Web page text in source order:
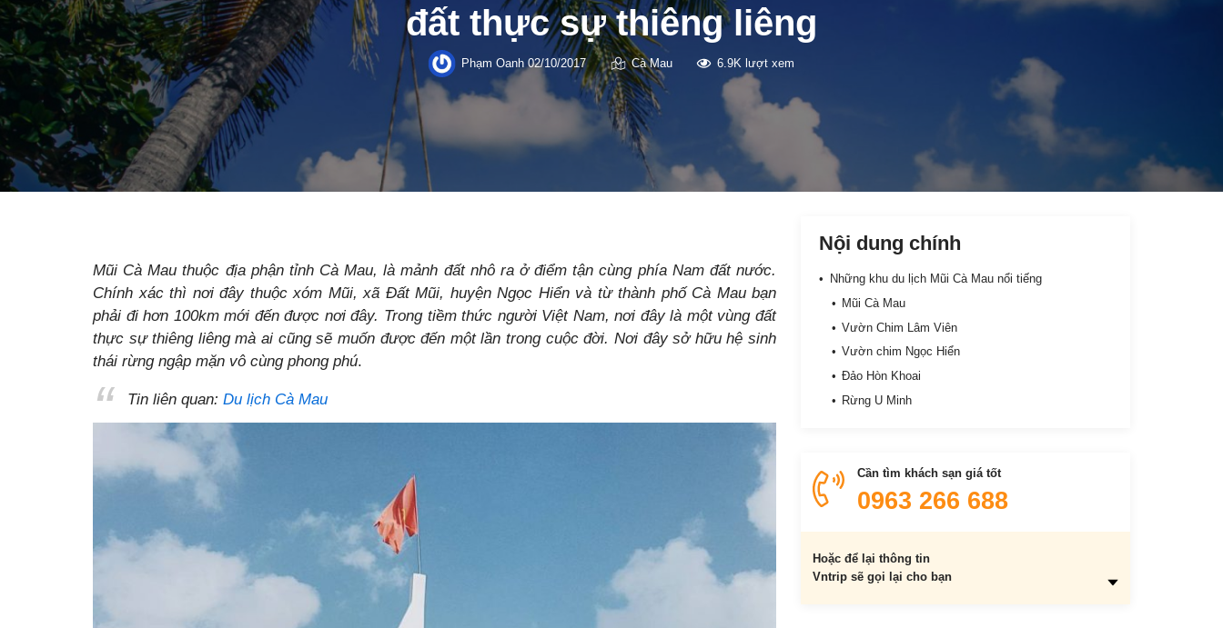
đất thực sự thiêng liêng
Phạm Oanh 02/10/2017 Cà Mau 6.9K lượt xem
Mũi Cà Mau thuộc địa phận tỉnh Cà Mau, là mảnh đất nhô ra ở điểm tận cùng phía Nam đất nước.
Chính xác thì nơi đây thuộc xóm Mũi, xã Đất Mũi, huyện Ngọc Hiển và từ thành phố Cà Mau bạn
phải đi hơn 100km mới đến được nơi đây. Trong tiềm thức người Việt Nam, nơi đây là một vùng đất
thực sự thiêng liêng mà ai cũng sẽ muốn được đến một lần trong cuộc đời. Nơi đây sở hữu hệ sinh
thái rừng ngập mặn vô cùng phong phú.
Tin liên quan:Du lịch Cà Mau
Nội dung chính
Những khu du lịch Mũi Cà Mau nổi tiếng
Mũi Cà Mau
Vườn Chim Lâm Viên
Vườn chim Ngọc Hiển
Đảo Hòn Khoai
Rừng U Minh
Cần tìm khách sạn giá tốt
0963 266 688
Hoặc để lại thông tin
Vntrip sẽ gọi lại cho bạn